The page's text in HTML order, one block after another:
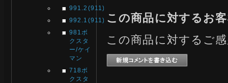
991.2(911)
992.1(911)
981ボ
クスタ
ー/ケイ
マン
718ボ
クスタ
この商品に対するお
この商品に対するご